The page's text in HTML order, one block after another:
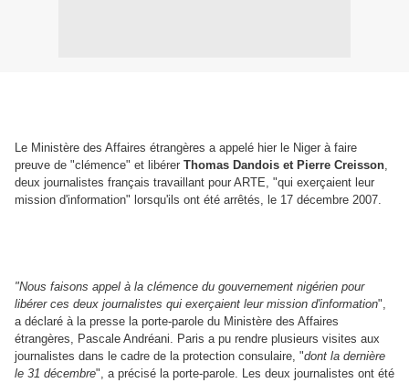
Le Ministère des Affaires étrangères a appelé hier le Niger à faire
preuve de "clémence" et libérer Thomas Dandois et Pierre Creisson,
deux journalistes français travaillant pour ARTE, "qui exerçaient leur
mission d'information" lorsqu'ils ont été arrêtés, le 17 décembre 2007.
"Nous faisons appel à la clémence du gouvernement nigérien pour
libérer ces deux journalistes qui exerçaient leur mission d'information",
a déclaré à la presse la porte-parole du Ministère des Affaires
étrangères, Pascale Andréani. Paris a pu rendre plusieurs visites aux
journalistes dans le cadre de la protection consulaire, "dont la dernière
le 31 décembre", a précisé la porte-parole. Les deux journalistes ont été